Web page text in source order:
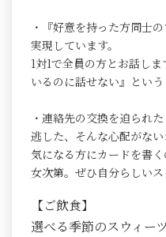
・『好意を持った方同士
実現しています。
1対1で全員の方とお話し
いるのに話せない』という
・連絡先の交換を迫られ
逃した、そんな心配がない
気になる方にカードを書
女次第。ぜひ自分らしい
【ご飲食】
選べる季節のスウィーツ